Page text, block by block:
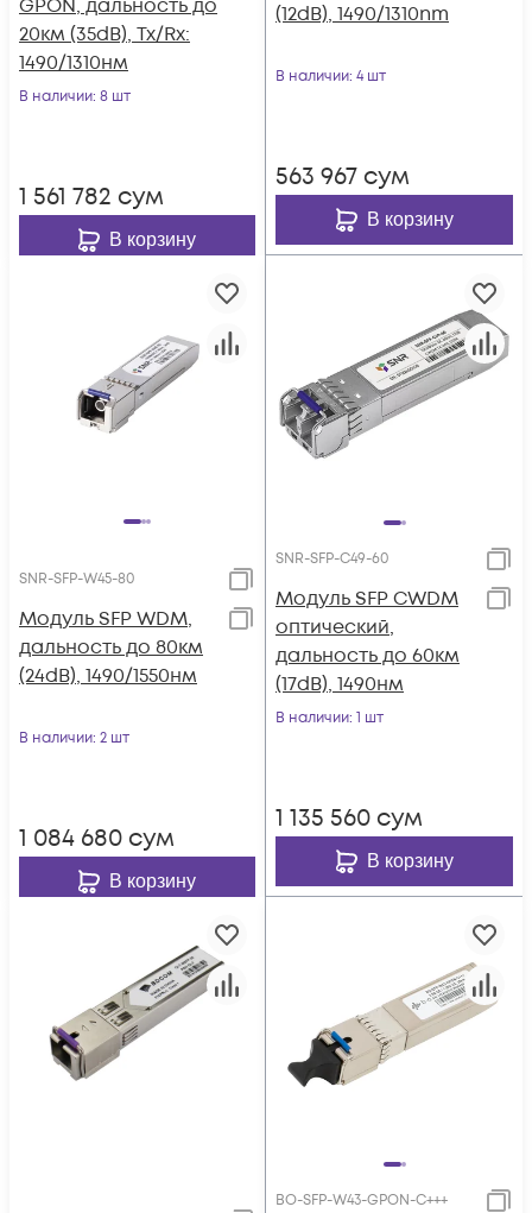
GPON, дальность до
20км (35dB), Tx/Rx:
1490/1310нм
В наличии: 8 шт
1 561 782 сум
В корзину
(12dB), 1490/1310nm
В наличии: 4 шт
563 967 сум
В корзину
SNR-SFP-W45-80
Модуль SFP WDM,
дальность до 80км
(24dB), 1490/1550нм
В наличии: 2 шт
1 084 680 сум
В корзину
SNR-SFP-C49-60
Модуль SFP CWDM
оптический,
дальность до 60км
(17dB), 1490нм
В наличии: 1 шт
1 135 560 сум
В корзину
BO-SFP-W43-GPON-C+++